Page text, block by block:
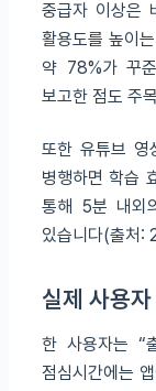
중급자 이상은
활용도를 높이
약 78%가 꾸
보고한 점도 주
또한 유튜브
병행하면 학습
통해 5분 내외
있습니다(출처:
실제 사용자
한 사용자는 “
점심시간에는